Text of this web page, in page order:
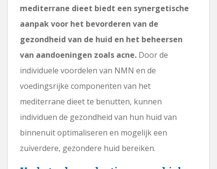
mediterrane dieet biedt een synergetische
aanpak voor het bevorderen van de
gezondheid van de huid en het beheersen
van aandoeningen zoals acne. Door de
individuele voordelen van NMN en de
voedingsrijke componenten van het
mediterrane dieet te benutten, kunnen
individuen de gezondheid van hun huid van
binnenuit optimaliseren en mogelijk een
zuiverdere, gezondere huid bereiken.